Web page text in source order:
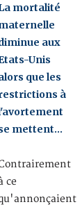
mortalité
aux
Unis
que les
à
mettent…
ce